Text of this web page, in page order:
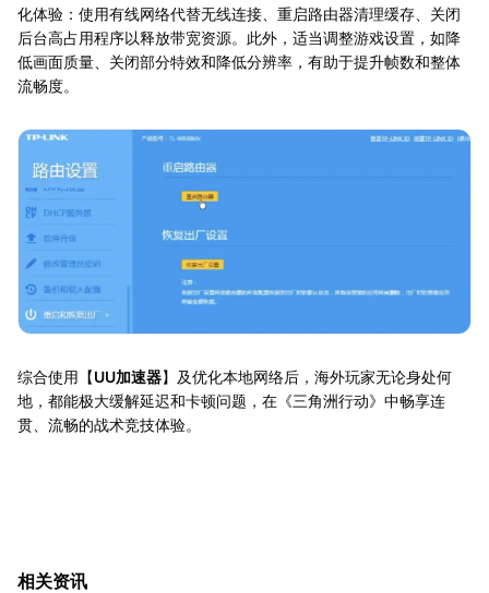
化体验：使用有线网络代替无线连接、重启路由器清理缓存、关闭
后台高占用程序以释放带宽资源。此外，适当调整游戏设置，如降
低画面质量、关闭部分特效和降低分辨率，有助于提升帧数和整体
流畅度。
综合使用【UU加速器】及优化本地网络后，海外玩家无论身处何
地，都能极大缓解延迟和卡顿问题，在《三角洲行动》中畅享连
贯、流畅的战术竞技体验。
相关资讯